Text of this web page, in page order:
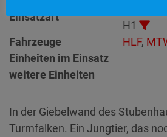
Einsatzart
H1
Fahrzeuge
HLF,
Einheiten im Einsatz
weitere Einheiten
In der Giebelwand des
Turmfalken. Ein Jungtier, das